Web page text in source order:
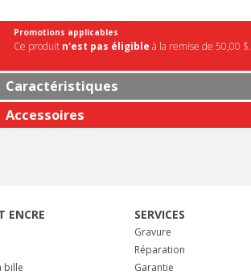
Promotions applicables
Ce produit n'est pas éligible à la remise de 50,00 $.
Caractéristiques
Accessoires
ENCRE
bille
SERVICES
Gravure
Réparation
Garantie